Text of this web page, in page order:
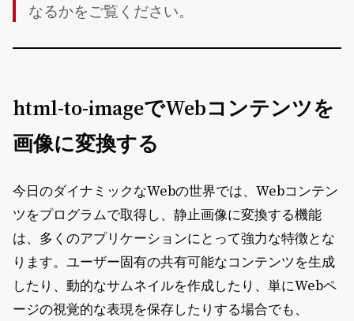
なるかをご覧ください。
html-to-imageでWebコンテンツを
画像に変換する
今日のダイナミックなWebの世界では、Webコンテン
ツをプログラムで取得し、静止画像に変換する機能
は、多くのアプリケーションにとって強力な特徴とな
ります。ユーザー固有の共有可能なコンテンツを生成
したり、動的なサムネイルを作成したり、単にWebペ
ージの視覚的な表現を保存したりする場合でも、